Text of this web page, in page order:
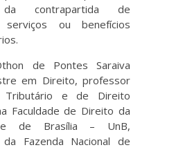
da contrapartida de
serviços ou benefícios
de Pontes Saraiva
em Direito, professor
e de Direito
Faculdade de Direito da
de Brasília – UnB,
Fazenda Nacional de